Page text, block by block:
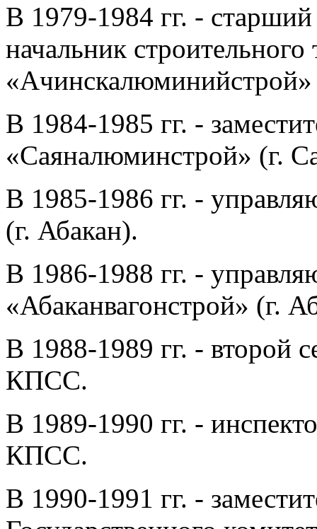
В 1979-1984 гг. -
начальник строительного
В 1984-1985 гг. -
«Саяналюминстрой» (г.
В 1985-1986 гг. -
(г. Абакан).
В 1986-1988 гг. -
«Абаканвагонстрой» (г.
В 1988-1989 гг. - второй
КПСС.
В 1989-1990 гг. -
КПСС.
В 1990-1991 гг. -